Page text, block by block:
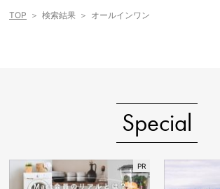
TOP 検索結果 オールインワン
Special